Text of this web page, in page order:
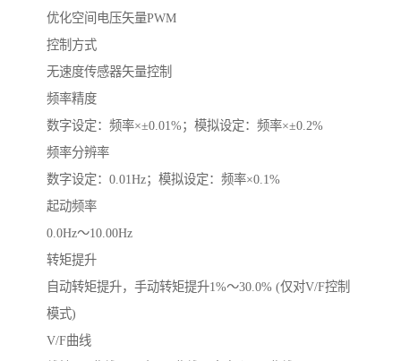
优化空间电压矢量PWM
控制方式
无速度传感器矢量控制
频率精度
数字设定：频率×±0.01%；模拟设定：频率×±0.2%
频率分辨率
数字设定：0.01Hz；模拟设定：频率×0.1%
起动频率
0.0Hz～10.00Hz
转矩提升
自动转矩提升，手动转矩提升1%～30.0% (仅对V/F控制
模式)
V/F曲线